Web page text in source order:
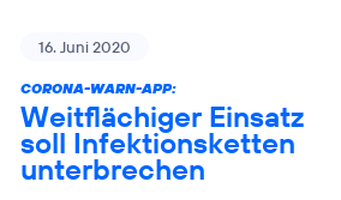
16. Juni 2020
CORONA-WARN-APP:
Weitflächiger Einsatz
soll Infektionsketten
unterbrechen